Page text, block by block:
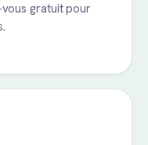
gratuit pour